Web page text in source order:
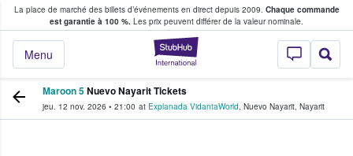
La place de marché des billets d’événements en direct depuis 2009. Chaque commande
est garantie à 100 %. Les prix peuvent différer de la valeur nominale.
StubHub - Où
Menu
fans achètent et vendent des billets
Maroon 5Nuevo Nayarit Tickets
jeu. 12 nov. 2026 • 21:00 at Explanada VidantaWorld, Nuevo Nayarit, Nayarit